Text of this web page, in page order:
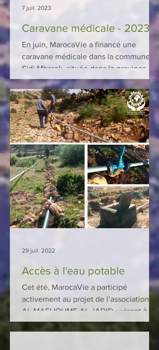
Caravane médicale - 2023
En juin, MarocaVie a financé une
caravane médicale dans la commune de
Sidi Mbarek, située dans la province de
Sidi Ifni. 26 médecins et...
7 juil. 2023
Accès à l'eau potable
Cet été, MarocaVie a participé
activement au projet de l’association «
AL MAFHOUME AL JADID » visant à
aider les communautés confrontées...
29 juil. 2022